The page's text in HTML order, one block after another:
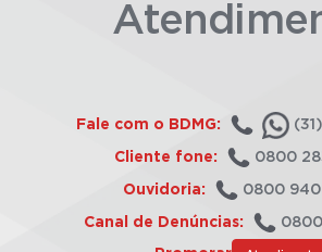
Fale com o BDMG:
Cliente fone: 0800
Ouvidoria: 0800 940
Canal de Denúncias: